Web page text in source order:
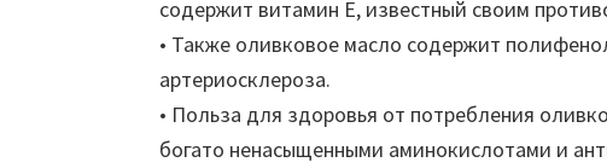
содержит витамин Е, известный своим
• Также оливковое масло содержит
артериосклероза.
• Польза для здоровья от потребления
богато ненасыщенными аминокислотами и